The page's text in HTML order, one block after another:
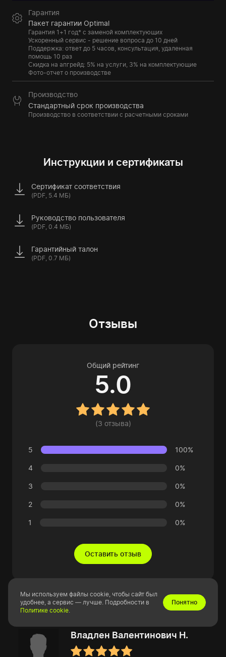
Гарантия
Пакет гарантии Optimal
Гарантия 1+1 год* с заменой комплектующих
Ускоренный сервис - решение вопроса до 10 дней
Поддержка: ответ до 5 часов, консультация, удаленная
помощь 10 раз
Скидка на апгрейд: 5% на услуги, 3% на комплектующие
Фото-отчет о производстве
Производство
Стандартный срок производства
Производство в соответствии с расчетными сроками
Инструкции и сертификаты
Сертификат соответствия
(PDF, 5.4 МБ)
Руководство пользователя
(PDF, 0.4 МБ)
Гарантийный талон
(PDF, 0.7 МБ)
Отзывы
Общий рейтинг
5.0
(3 отзыва)
5 100%
4 0%
3 0%
2 0%
1 0%
Оставить отзыв
Владлен Валентинович Н.
Мы используем файлы cookie, чтобы сайт был
удобнее, а сервис — лучше. Подробности в
Политике cookie.
Понятно